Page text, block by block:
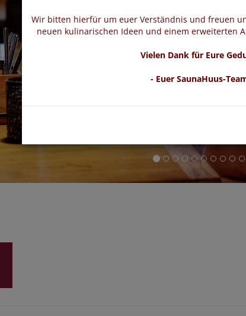
Wir bitten hierfür um euer Verständnis und freuen
neuen kulinarischen Ideen und einem erweiterten
Vielen Dank für Eure
- Euer SaunaHuus-